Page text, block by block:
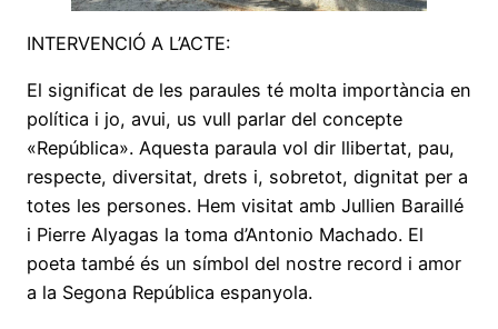
INTERVENCIÓ A L’ACTE:
El significat de les paraules té molta importància en
política i jo, avui, us vull parlar del concepte
«República». Aquesta paraula vol dir llibertat, pau,
respecte, diversitat, drets i, sobretot, dignitat per a
totes les persones. Hem visitat amb Jullien Baraillé
i Pierre Alyagas la toma d’Antonio Machado. El
poeta també és un símbol del nostre record i amor
a la Segona República espanyola.